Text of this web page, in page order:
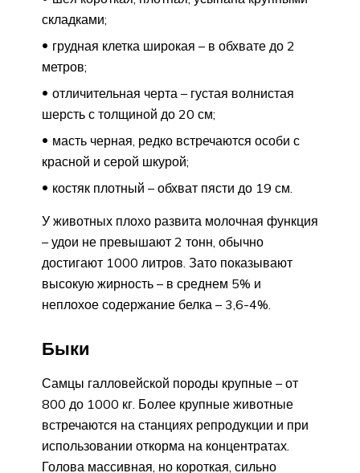
складками;
грудная клетка широкая – в обхвате до 2
метров;
отличительная черта – густая волнистая
шерсть с толщиной до 20 см;
масть черная, редко встречаются особи с
красной и серой шкурой;
костяк плотный – обхват пясти до 19 см.
У животных плохо развита молочная функция
– удои не превышают 2 тонн, обычно
достигают 1000 литров. Зато показывают
высокую жирность – в среднем 5% и
неплохое содержание белка – 3,6-4%.
Быки
Самцы галловейской породы крупные – от
800 до 1000 кг. Более крупные животные
встречаются на станциях репродукции и при
использовании откорма на концентратах.
Голова массивная, но короткая, сильно